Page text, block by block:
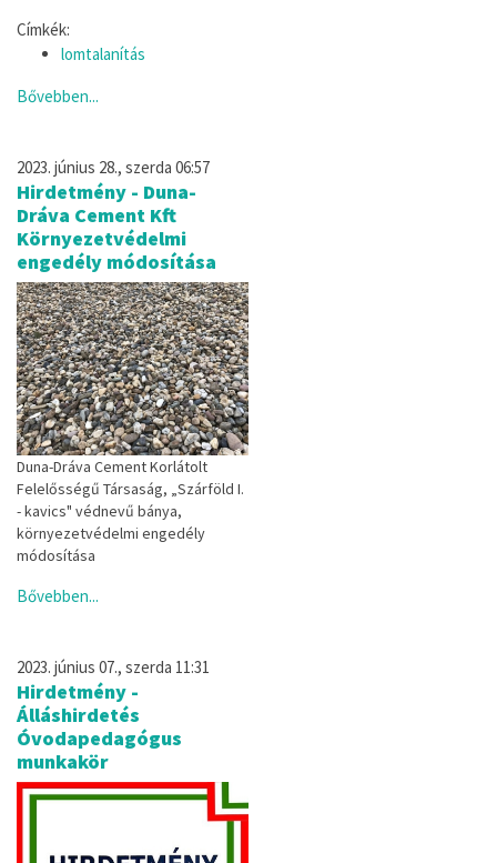
Címkék:
lomtalanítás
Bővebben...
2023. június 28., szerda 06:57
Hirdetmény - Duna-
Dráva Cement Kft
Környezetvédelmi
engedély módosítása
Duna-Dráva Cement Korlátolt
Felelősségű Társaság, „Szárföld I.
- kavics" védnevű bánya,
környezetvédelmi engedély
módosítása
Bővebben...
2023. június 07., szerda 11:31
Hirdetmény -
Álláshirdetés
Óvodapedagógus
munkakör